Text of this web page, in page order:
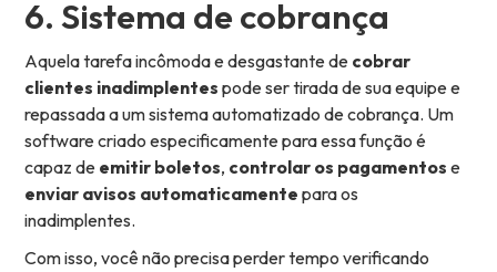
6. Sistema de cobrança
Aquela tarefa incômoda e desgastante de cobrar
clientes inadimplentes pode ser tirada de sua equipe e
repassada a um sistema automatizado de cobrança. Um
software criado especificamente para essa função é
capaz de emitir boletos, controlar os pagamentos e
enviar avisos automaticamente para os
inadimplentes.
Com isso, você não precisa perder tempo verificando